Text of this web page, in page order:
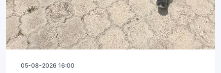
05-08-2026 16:00